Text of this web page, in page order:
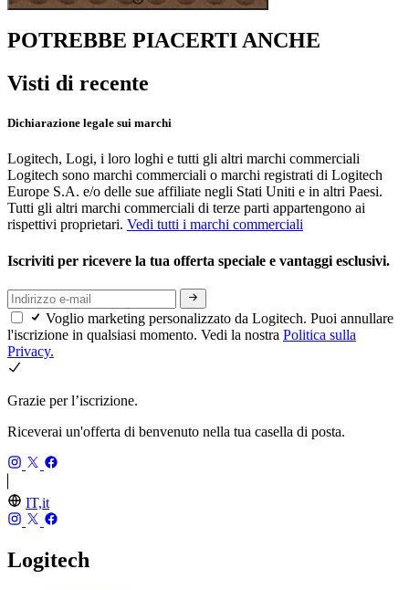
POTREBBE PIACERTI ANCHE
Visti di recente
Dichiarazione legale sui marchi
Logitech, Logi, i loro loghi e tutti gli altri marchi commerciali
Logitech sono marchi commerciali o marchi registrati di Logitech
Europe S.A. e/o delle sue affiliate negli Stati Uniti e in altri Paesi.
Tutti gli altri marchi commerciali di terze parti appartengono ai
rispettivi proprietari. Vedi tutti i marchi commerciali
Iscriviti per ricevere la tua offerta speciale e vantaggi esclusivi.
Voglio marketing personalizzato da Logitech. Puoi annullare
l'iscrizione in qualsiasi momento. Vedi la nostra Politica sulla
Privacy.
Grazie per l’iscrizione.
Riceverai un'offerta di benvenuto nella tua casella di posta.
IT,it
Logitech